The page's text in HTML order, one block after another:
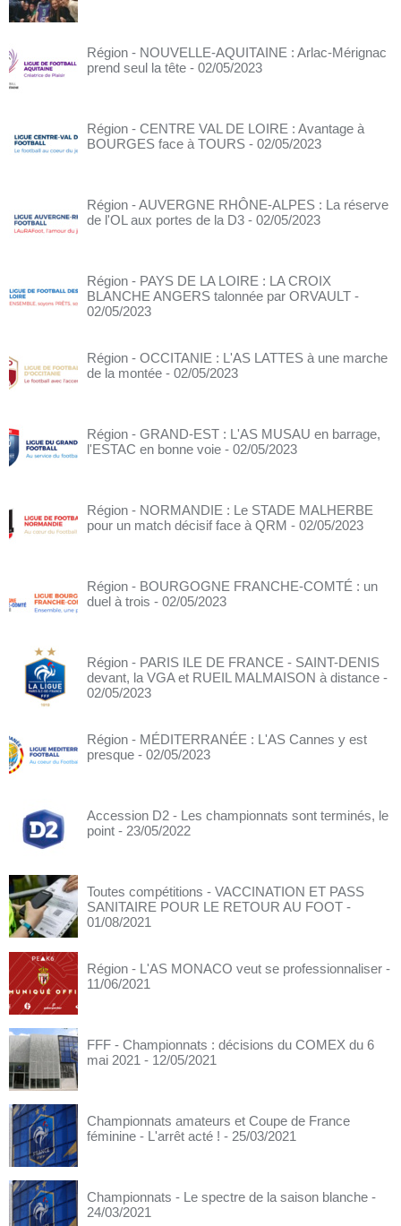
Région - NOUVELLE-AQUITAINE : Arlac-Mérignac
prend seul la tête - 02/05/2023
Région - CENTRE VAL DE LOIRE : Avantage à
BOURGES face à TOURS - 02/05/2023
Région - AUVERGNE RHÔNE-ALPES : La réserve
de l'OL aux portes de la D3 - 02/05/2023
Région - PAYS DE LA LOIRE : LA CROIX
BLANCHE ANGERS talonnée par ORVAULT -
02/05/2023
Région - OCCITANIE : L'AS LATTES à une marche
de la montée - 02/05/2023
Région - GRAND-EST : L'AS MUSAU en barrage,
l'ESTAC en bonne voie - 02/05/2023
Région - NORMANDIE : Le STADE MALHERBE
pour un match décisif face à QRM - 02/05/2023
Région - BOURGOGNE FRANCHE-COMTÉ : un
duel à trois - 02/05/2023
Région - PARIS ILE DE FRANCE - SAINT-DENIS
devant, la VGA et RUEIL MALMAISON à distance -
02/05/2023
Région - MÉDITERRANÉE : L'AS Cannes y est
presque - 02/05/2023
Accession D2 - Les championnats sont terminés, le
point - 23/05/2022
Toutes compétitions - VACCINATION ET PASS
SANITAIRE POUR LE RETOUR AU FOOT -
01/08/2021
Région - L'AS MONACO veut se professionnaliser -
11/06/2021
FFF - Championnats : décisions du COMEX du 6
mai 2021 - 12/05/2021
Championnats amateurs et Coupe de France
féminine - L'arrêt acté ! - 25/03/2021
Championnats - Le spectre de la saison blanche -
24/03/2021